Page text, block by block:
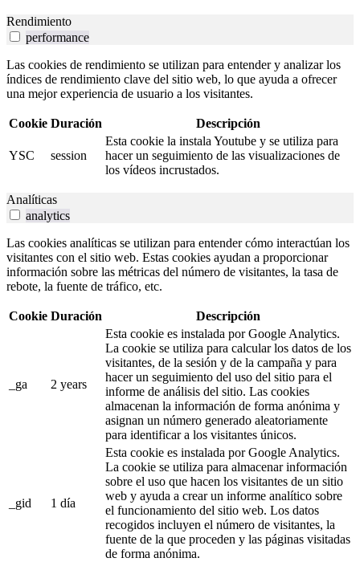
Rendimiento
performance
Las cookies de rendimiento se utilizan para entender y analizar los
índices de rendimiento clave del sitio web, lo que ayuda a ofrecer
una mejor experiencia de usuario a los visitantes.
Cookie Duración Descripción
YSC session
Esta cookie la instala Youtube y se utiliza para
hacer un seguimiento de las visualizaciones de
los vídeos incrustados.
Analíticas
analytics
Las cookies analíticas se utilizan para entender cómo interactúan los
visitantes con el sitio web. Estas cookies ayudan a proporcionar
información sobre las métricas del número de visitantes, la tasa de
rebote, la fuente de tráfico, etc.
Cookie Duración Descripción
_ga 2 years
Esta cookie es instalada por Google Analytics.
La cookie se utiliza para calcular los datos de los
visitantes, de la sesión y de la campaña y para
hacer un seguimiento del uso del sitio para el
informe de análisis del sitio. Las cookies
almacenan la información de forma anónima y
asignan un número generado aleatoriamente
para identificar a los visitantes únicos.
_gid 1 día
Esta cookie es instalada por Google Analytics.
La cookie se utiliza para almacenar información
sobre el uso que hacen los visitantes de un sitio
web y ayuda a crear un informe analítico sobre
el funcionamiento del sitio web. Los datos
recogidos incluyen el número de visitantes, la
fuente de la que proceden y las páginas visitadas
de forma anónima.